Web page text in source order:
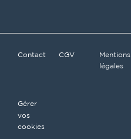
Contact CGV
Mentions
légales
Gérer
vos
cookies